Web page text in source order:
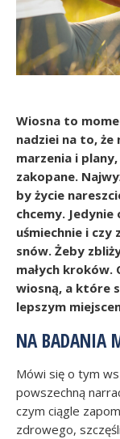
Wiosna to
nadziei na to, że
marzenia i
zakopane.
by życie
chcemy. Jedynie
uśmiechnie i czy
snów. Żeby
małych
wiosną, a które
lepszym
NA BADANIA
Mówi się o tym
powszechną
czym ciągle
zdrowego,